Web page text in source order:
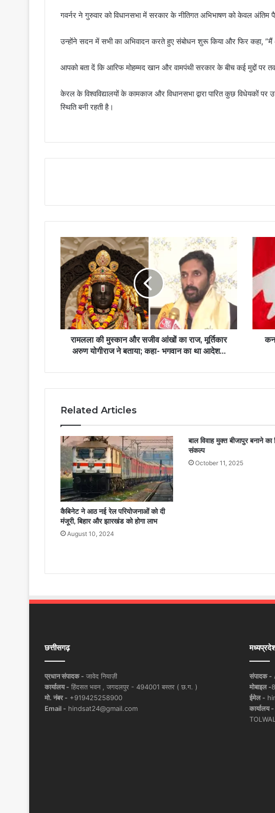
गवर्नर ने गुरुवार को विधानसभा में सरकार के नीतिगत अभिभाषण को केवल अंतिम
उन्होंने सदन में सभी का अभिवादन करते हुए संबोधन शुरू किया और फिर कहा, ”मैं
आपको बता दें कि आरिफ मोहम्मद खान और वामपंथी सरकार के बीच कई मुद्दों पर
केरल के विश्वविद्यालयों के कामकाज और विधानसभा द्वारा पारित कुछ विधेयकों
स्थिति बनी रहती है।
रामलला की मुस्कान और सजीव आंखों का राज, मूर्तिकार
अरुण योगीराज ने बताया; कहा- भगवान का था आदेश...
Related Articles
कैबिनेट ने आठ नई रेल परियोजनाओं को दी
मंजूरी, बिहार और झारखंड को होगा लाभ
August 10, 2024
बाल विवाह मुक्त बीजापुर बनाने का
संकल्प
October 11, 2025
छत्तीसगढ़
प्रधान संपादक - जावेद नियाज़ी
कार्यालय - हिंदसत भवन , जगदलपुर - 494001 बस्तर ( छ.ग. )
मो. नंबर - +919425258900
Email - hindsat24@gmail.com
संपादक -
मोबाइल -
ईमेल -
कार्यालय -